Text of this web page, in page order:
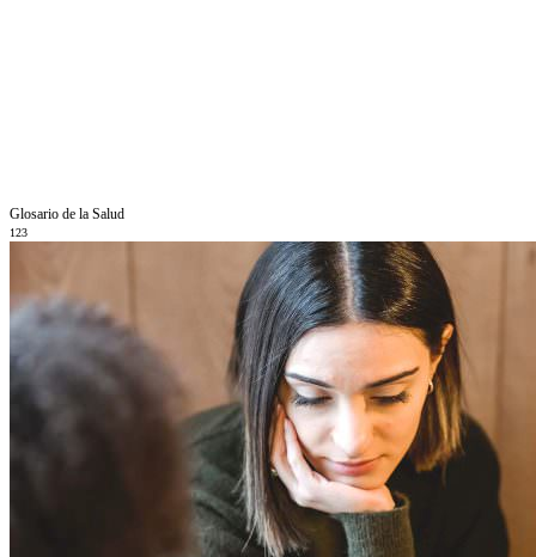
Glosario de la Salud
123